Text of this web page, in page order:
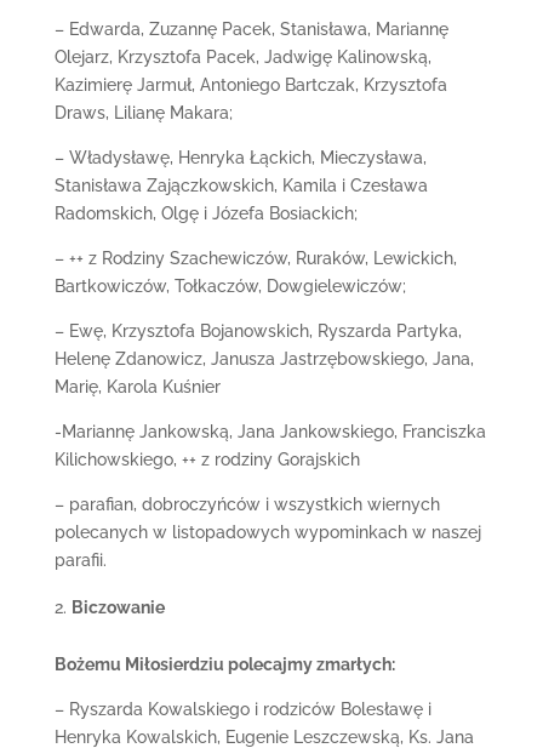
– Edwarda, Zuzannę Pacek, Stanisława, Mariannę
Olejarz, Krzysztofa Pacek, Jadwigę Kalinowską,
Kazimierę Jarmuł, Antoniego Bartczak, Krzysztofa
Draws, Lilianę Makara;
– Władysławę, Henryka Łąckich, Mieczysława,
Stanisława Zajączkowskich, Kamila i Czesława
Radomskich, Olgę i Józefa Bosiackich;
– ++ z Rodziny Szachewiczów, Ruraków, Lewickich,
Bartkowiczów, Tołkaczów, Dowgielewiczów;
– Ewę, Krzysztofa Bojanowskich, Ryszarda Partyka,
Helenę Zdanowicz, Janusza Jastrzębowskiego, Jana,
Marię, Karola Kuśnier
-Mariannę Jankowską, Jana Jankowskiego, Franciszka
Kilichowskiego, ++ z rodziny Gorajskich
– parafian, dobroczyńców i wszystkich wiernych
polecanych w listopadowych wypominkach w naszej
parafii.
Biczowanie
Bożemu Miłosierdziu polecajmy zmarłych:
– Ryszarda Kowalskiego i rodziców Bolesławę i
Henryka Kowalskich, Eugenie Leszczewską, Ks. Jana